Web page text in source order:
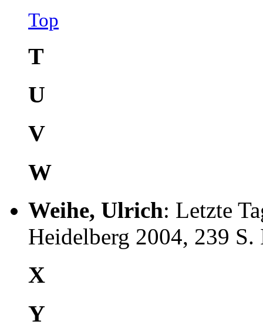
Top
T
U
V
W
Weihe, Ulrich: Letzte
Heidelberg 2004, 239
X
Y